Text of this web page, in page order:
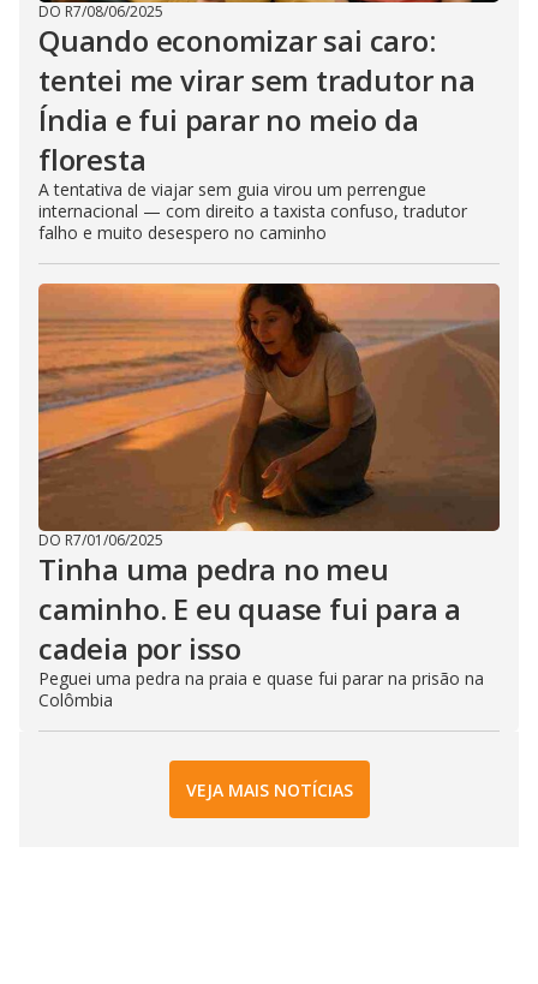
DO R7/08/06/2025
Quando economizar sai caro:
tentei me virar sem tradutor na
Índia e fui parar no meio da
floresta
A tentativa de viajar sem guia virou um perrengue
internacional — com direito a taxista confuso, tradutor
falho e muito desespero no caminho
DO R7/01/06/2025
Tinha uma pedra no meu
caminho. E eu quase fui para a
cadeia por isso
Peguei uma pedra na praia e quase fui parar na prisão na
Colômbia
VEJA MAIS NOTÍCIAS